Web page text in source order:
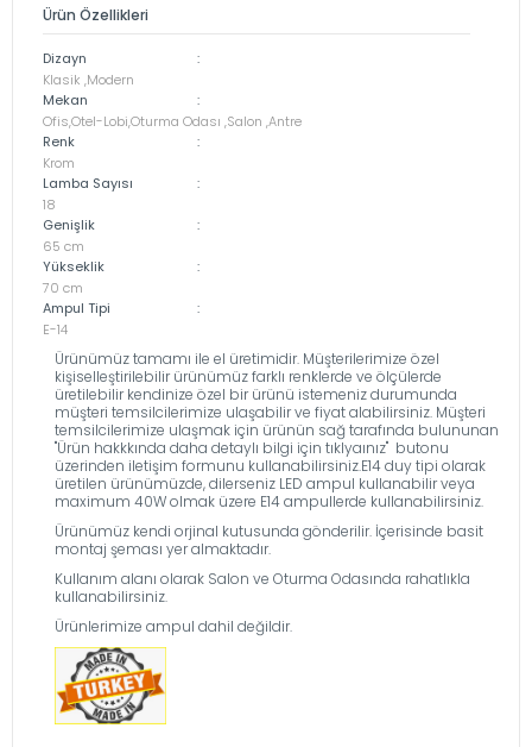
Ürün Özellikleri
Dizayn
:
Klasik ,Modern
Mekan
:
Ofis,Otel-Lobi,Oturma Odası ,Salon ,Antre
Renk
:
Krom
Lamba Sayısı
:
18
Genişlik
:
65 cm
Yükseklik
:
70 cm
Ampul Tipi
:
E-14
Ürünümüz tamamı ile el üretimidir. Müşterilerimize özel
kişiselleştirilebilir ürünümüz farklı renklerde ve ölçülerde
üretilebilir kendinize özel bir ürünü istemeniz durumunda
müşteri temsilcilerimize ulaşabilir ve fiyat alabilirsiniz. Müşteri
temsilcilerimize ulaşmak için ürünün sağ tarafında bulununan
''Ürün hakkkında daha detaylı bilgi için tıklyaınız'' butonu
üzerinden iletişim formunu kullanabilirsiniz.E14 duy tipi olarak
üretilen ürünümüzde, dilerseniz LED ampul kullanabilir veya
maximum 40W olmak üzere E14 ampullerde kullanabilirsiniz.
Ürünümüz kendi orjinal kutusunda gönderilir. İçerisinde basit
montaj şeması yer almaktadır.
Kullanım alanı olarak Salon ve Oturma Odasında rahatlıkla
kullanabilirsiniz.
Ürünlerimize ampul dahil değildir.